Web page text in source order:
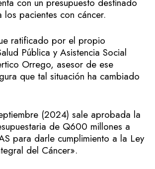
los pacientes con cáncer.
ratificado por el propio
Pública y Asistencia Social
Orrego, asesor de ese
que tal situación ha cambiado
(2024) sale aprobada la
de Q600 millones a
para darle cumplimiento a la Ley
del Cáncer».